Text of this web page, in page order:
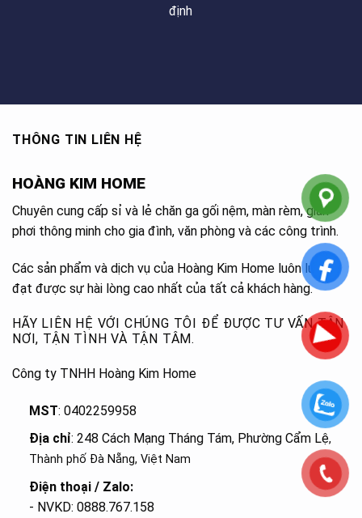
định
THÔNG TIN LIÊN HỆ
HOÀNG KIM HOME
Chuyên cung cấp sỉ và lẻ chăn ga gối nệm, màn rèm, giàn
phơi thông minh cho gia đình, văn phòng và các công trình.
Các sản phẩm và dịch vụ của Hoàng Kim Home luôn luôn
đạt được sự hài lòng cao nhất của tất cả khách hàng.
HÃY LIÊN HỆ VỚI CHÚNG TÔI ĐỂ ĐƯỢC TƯ VẤN TẬN
NƠI, TẬN TÌNH VÀ TẬN TÂM.
Công ty TNHH Hoàng Kim Home
MST: 0402259958
Địa chỉ: 248 Cách Mạng Tháng Tám, Phường Cẩm Lệ,
Thành phố Đà Nẵng, Việt Nam
Điện thoại / Zalo:
- NVKD: 0888.767.158